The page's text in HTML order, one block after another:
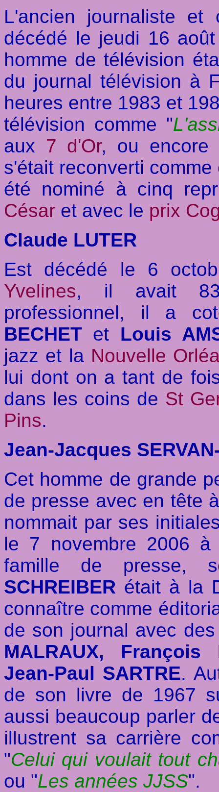
L'ancien journaliste
décédé le jeudi 16
homme de télévision
du journal télévision à
heures entre 1983 et
télévision comme "
aux 7 d'Or, ou encore
s'était reconverti
été nominé à cinq
César et avec le prix
Claude LUTER
Est décédé le 6
Yvelines, il avait 83
professionnel, il a
BECHET et Louis
jazz et la Nouvelle
lui dont on a tant de
dans les coins de St
Pins.
Jean-Jacques
Cet homme de grande
de presse avec en tête
nommait par ses
le 7 novembre 2006
famille de presse,
SCHREIBER était à la
connaître comme
de son journal avec
MALRAUX, François
Jean-Paul SARTRE.
de son livre de 1967
aussi beaucoup parler
illustrent sa carrière
"Celui qui voulait tout
ou "Les années JJSS".